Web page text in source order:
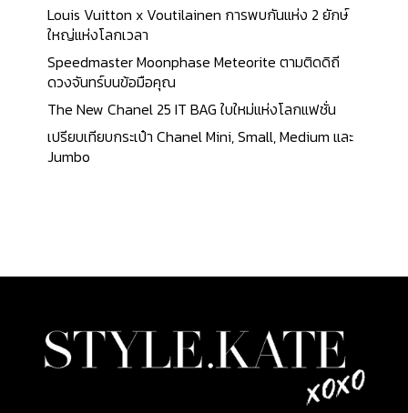
Louis Vuitton x Voutilainen การพบกันแห่ง 2 ยักษ์
ใหญ่แห่งโลกเวลา
Speedmaster Moonphase Meteorite ตามติดดิถี
ดวงจันทร์บนข้อมือคุณ
The New Chanel 25 IT BAG ใบใหม่แห่งโลกแฟชั่น
เปรียบเทียบกระเป๋า Chanel Mini, Small, Medium และ
Jumbo